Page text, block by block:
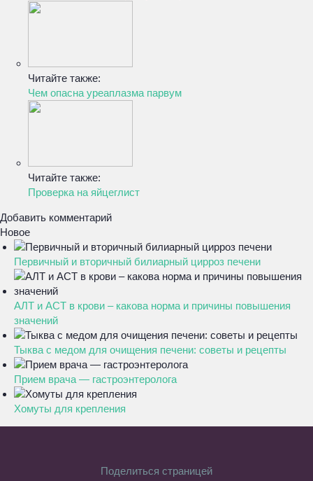
Читайте также:
Чем опасна уреаплазма парвум
Читайте также:
Проверка на яйцеглист
Добавить комментарий
Новое
Первичный и вторичный билиарный цирроз печени
АЛТ и АСТ в крови – какова норма и причины повышения
значений
Тыква с медом для очищения печени: советы и рецепты
Прием врача — гастроэнтеролога
Хомуты для крепления
Поделиться страницей